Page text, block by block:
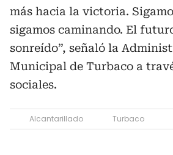
más hacia la victoria.
sigamos caminando. El
sonreído”, señaló la
Municipal de Turbaco a
sociales.
Alcantarillado Turbaco